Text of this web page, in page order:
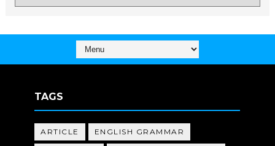
TAGS
ARTICLE ENGLISH GRAMMAR